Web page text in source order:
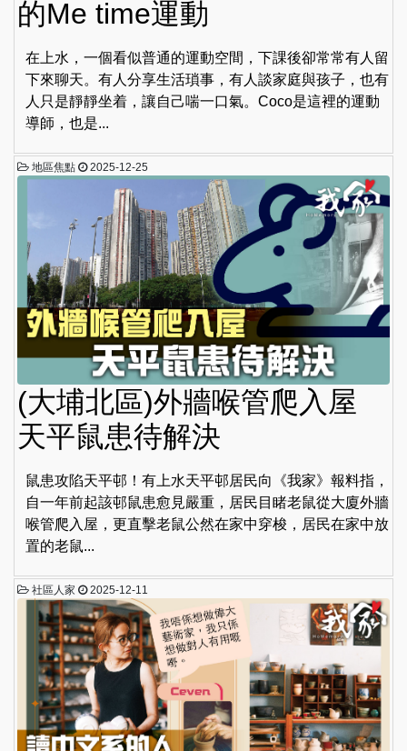
的Me time運動
在上水，一個看似普通的運動空間，下課後卻常常有人留
下來聊天。有人分享生活瑣事，有人談家庭與孩子，也有
人只是靜靜坐着，讓自己喘一口氣。Coco是這裡的運動
導師，也是...
地區焦點 2025-12-25
(大埔北區)外牆喉管爬入屋
天平鼠患待解決
鼠患攻陷天平邨！有上水天平邨居民向《我家》報料指，
自一年前起該邨鼠患愈見嚴重，居民目睹老鼠從大廈外牆
喉管爬入屋，更直擊老鼠公然在家中穿梭，居民在家中放
置的老鼠...
社區人家 2025-12-11